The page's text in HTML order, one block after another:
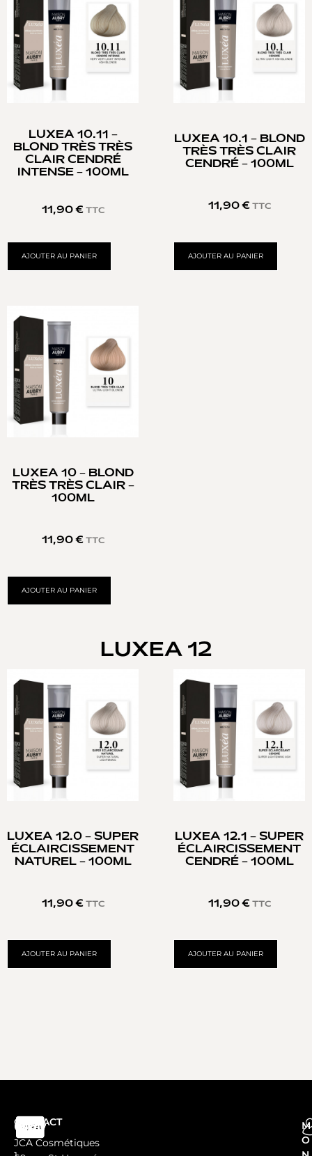
LUXEA 10.11 –
BLOND TRÈS TRÈS
CLAIR CENDRÉ
INTENSE – 100ML
11,90 € TTC
AJOUTER AU PANIER
LUXEA 10.1 – BLOND
TRÈS TRÈS CLAIR
CENDRÉ – 100ML
11,90 € TTC
AJOUTER AU PANIER
LUXEA 10 – BLOND
TRÈS TRÈS CLAIR –
100ML
11,90 € TTC
AJOUTER AU PANIER
LUXEA 12
LUXEA 12.0 – SUPER
ÉCLAIRCISSEMENT
NATUREL – 100ML
11,90 € TTC
AJOUTER AU PANIER
LUXEA 12.1 – SUPER
ÉCLAIRCISSEMENT
CENDRÉ – 100ML
11,90 € TTC
AJOUTER AU PANIER
CONTACT
JCA Cosmétiques
M
O